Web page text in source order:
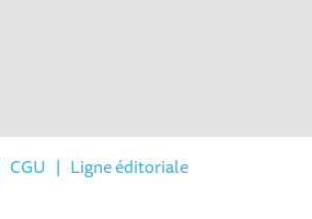
CGU | Ligne éditoriale